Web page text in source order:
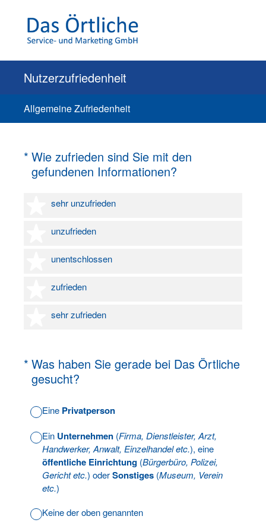
Nutzerzufriedenheit
Allgemeine Zufriedenheit
* Wie zufrieden sind Sie mit den
gefundenen Informationen?
(Erforderlich.)
sehr unzufrieden
1 Stern
unzufrieden
2 Sterne
unentschlossen
3 Sterne
zufrieden
4 Sterne
sehr zufrieden
5 Sterne
* Was haben Sie gerade bei Das Örtliche
gesucht?
(Erforderlich.)
Eine Privatperson
Ein Unternehmen (Firma, Dienstleister, Arzt,
Handwerker, Anwalt, Einzelhandel etc.), eine
öffentliche Einrichtung (Bürgerbüro, Polizei,
Gericht etc.) oderSonstiges (Museum, Verein
etc.)
Keine der oben genannten